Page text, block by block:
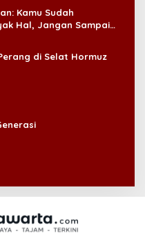
Kamu Sudah
Hal, Jangan Sampai
di Selat Hormuz